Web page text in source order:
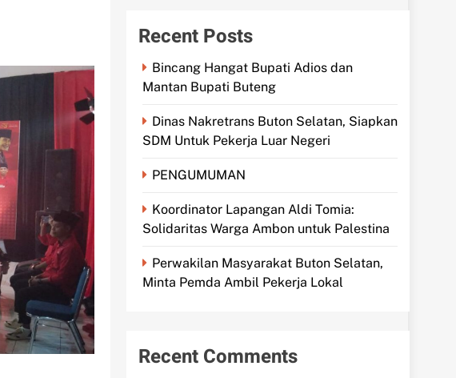
Recent Posts
Bincang Hangat Bupati Adios dan
Mantan Bupati Buteng
Dinas Nakretrans Buton Selatan, Siapkan
SDM Untuk Pekerja Luar Negeri
PENGUMUMAN
Koordinator Lapangan Aldi Tomia:
Solidaritas Warga Ambon untuk Palestina
Perwakilan Masyarakat Buton Selatan,
Minta Pemda Ambil Pekerja Lokal
Recent Comments